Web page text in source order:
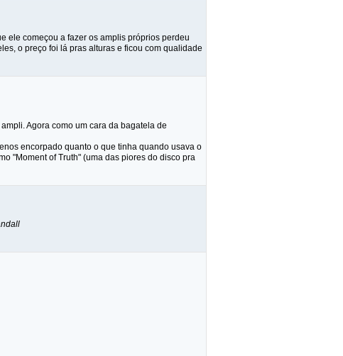
ele começou a fazer os amplis próprios perdeu
o preço foi lá pras alturas e ficou com qualidade
Agora como um cara da bagatela de
encorpado quanto o que tinha quando usava o
"Moment of Truth" (uma das piores do disco pra